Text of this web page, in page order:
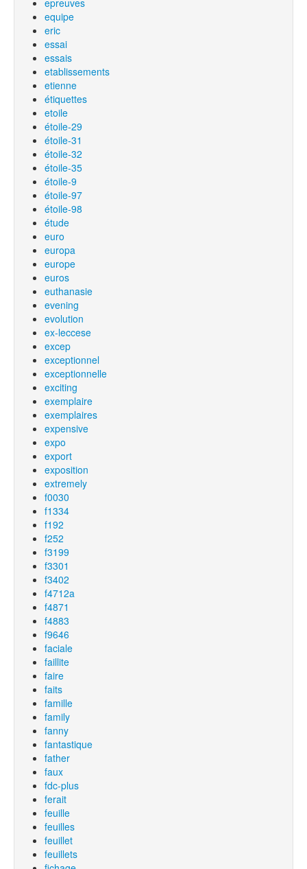
epreuves
equipe
eric
essai
essais
etablissements
etienne
étiquettes
etoile
étoile-29
étoile-31
étoile-32
étoile-35
étoile-9
étoile-97
étoile-98
étude
euro
europa
europe
euros
euthanasie
evening
evolution
ex-leccese
excep
exceptionnel
exceptionnelle
exciting
exemplaire
exemplaires
expensive
expo
export
exposition
extremely
f0030
f1334
f192
f252
f3199
f3301
f3402
f4712a
f4871
f4883
f9646
faciale
faillite
faire
faits
famille
family
fanny
fantastique
father
faux
fdc-plus
ferait
feuille
feuilles
feuillet
feuillets